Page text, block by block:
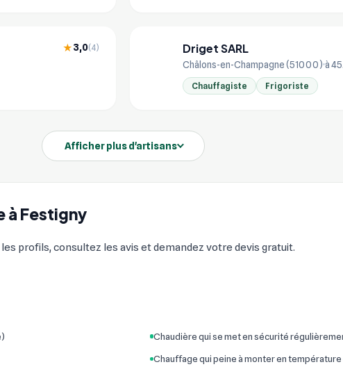
à Festigny
profils, consultez les avis et demandez votre devis gratuit.
Chaudière qui se met en sécurité
Chauffage qui peine à monter en
★3,0(4) Driget SARL
Châlons-en-Champagne (51000) à
Chauffagiste Frigoriste
Afficher plus d'artisans